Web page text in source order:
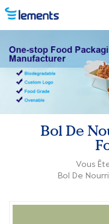
Bol De
Vous
Bol De